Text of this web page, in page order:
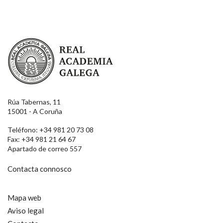
Real Academia Galega
Rúa Tabernas, 11
15001 - A Coruña
Teléfono: +34 981 20 73 08
Fax: +34 981 21 64 67
Apartado de correo 557
Contacta connosco
Mapa web
Aviso legal